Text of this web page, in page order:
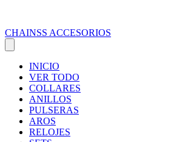
CHAINSS ACCESORIOS
INICIO
VER TODO
COLLARES
ANILLOS
PULSERAS
AROS
RELOJES